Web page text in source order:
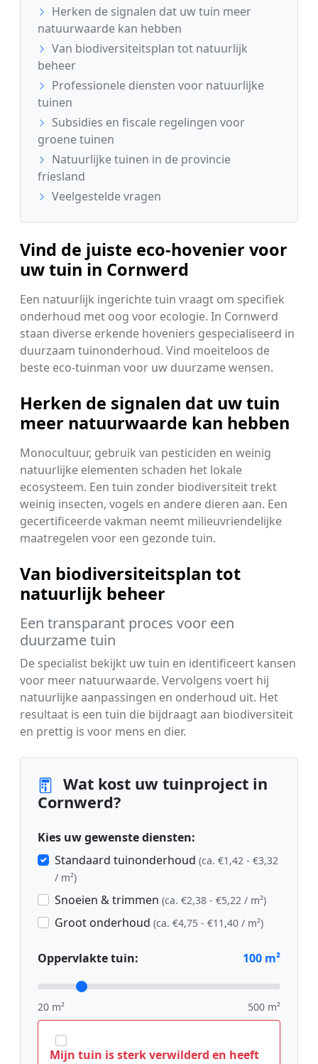
Herken de signalen dat uw tuin meer
natuurwaarde kan hebben
Van biodiversiteitsplan tot natuurlijk
beheer
Professionele diensten voor natuurlijke
tuinen
Subsidies en fiscale regelingen voor
groene tuinen
Natuurlijke tuinen in de provincie
friesland
Veelgestelde vragen
Vind de juiste eco-hovenier voor
uw tuin in Cornwerd
Een natuurlijk ingerichte tuin vraagt om specifiek
onderhoud met oog voor ecologie. In Cornwerd
staan diverse erkende hoveniers gespecialiseerd in
duurzaam tuinonderhoud. Vind moeiteloos de
beste eco-tuinman voor uw duurzame wensen.
Herken de signalen dat uw tuin
meer natuurwaarde kan hebben
Monocultuur, gebruik van pesticiden en weinig
natuurlijke elementen schaden het lokale
ecosysteem. Een tuin zonder biodiversiteit trekt
weinig insecten, vogels en andere dieren aan. Een
gecertificeerde vakman neemt milieuvriendelijke
maatregelen voor een gezonde tuin.
Van biodiversiteitsplan tot
natuurlijk beheer
Een transparant proces voor een
duurzame tuin
De specialist bekijkt uw tuin en identificeert kansen
voor meer natuurwaarde. Vervolgens voert hij
natuurlijke aanpassingen en onderhoud uit. Het
resultaat is een tuin die bijdraagt aan biodiversiteit
en prettig is voor mens en dier.
Wat kost uw tuinproject in
Cornwerd?
Kies uw gewenste diensten:
Standaard tuinonderhoud (ca. €1,42 - €3,32
/ m²)
Snoeien & trimmen (ca. €2,38 - €5,22 / m²)
Groot onderhoud (ca. €4,75 - €11,40 / m²)
Oppervlakte tuin: 100 m²
20 m² 500 m²
Mijn tuin is sterk verwilderd en heeft